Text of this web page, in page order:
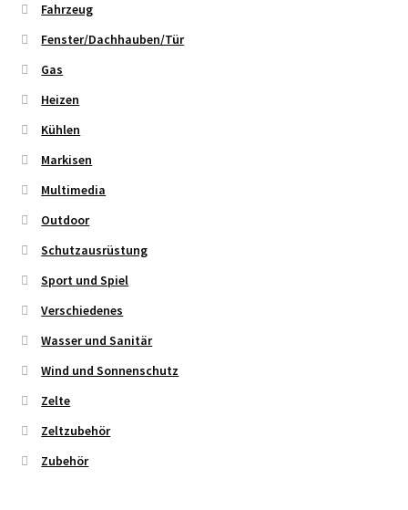
Fahrzeug
Fenster/Dachhauben/Tür
Gas
Heizen
Kühlen
Markisen
Multimedia
Outdoor
Schutzausrüstung
Sport und Spiel
Verschiedenes
Wasser und Sanitär
Wind und Sonnenschutz
Zelte
Zeltzubehör
Zubehör